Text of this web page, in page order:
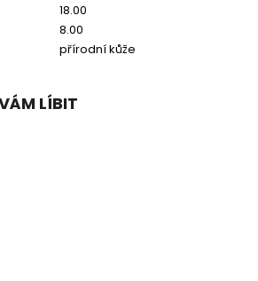
18.00
8.00
přírodní kůže
LÍBIT